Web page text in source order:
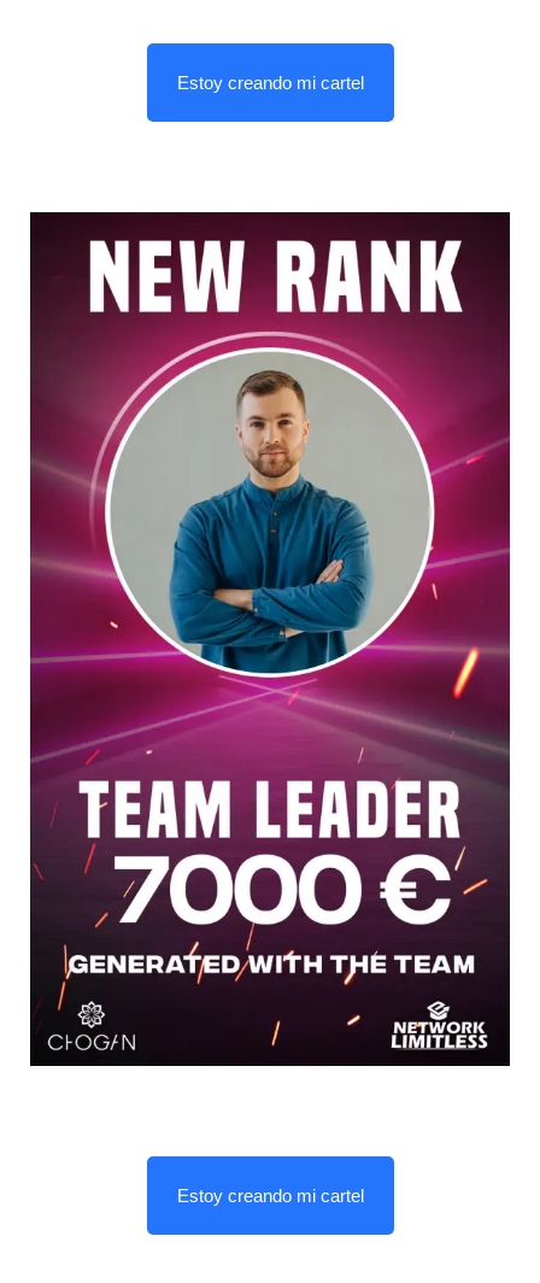
Estoy creando mi cartel
Estoy creando mi cartel